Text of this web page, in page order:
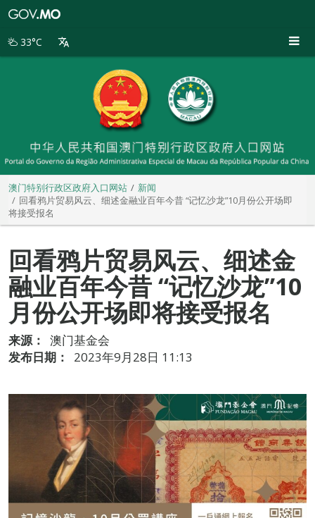
别
33°C
澳门特别行政区政府入口网站
新闻
回看鸦片贸易风云、细述金融业百年今昔 “记忆沙龙”10月份公开场即
将接受报名
回看鸦片贸易风云、细述金
融业百年今昔 “记忆沙龙”10
月份公开场即将接受报名
来源：
澳门基金会
发布日期：
2023年9月28日 11:13